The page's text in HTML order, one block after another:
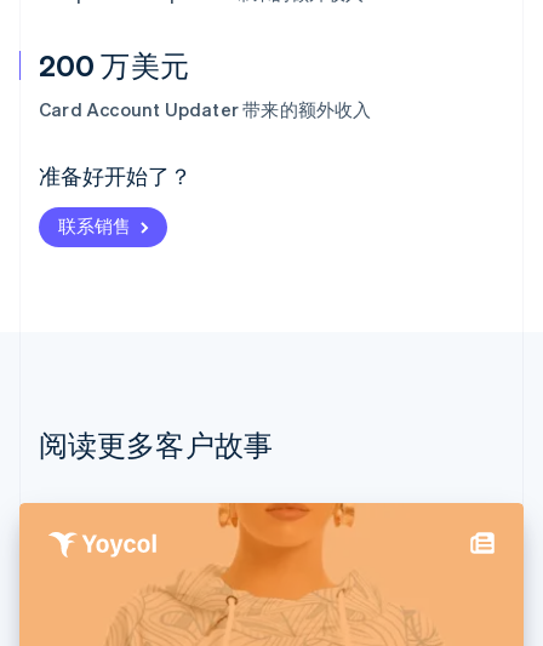
200 万美元
Card Account Updater 带来的额外收入
准备好开始了？
联系销售
阅读更多客户故事
阿联酋
爱尔兰
爱沙尼亚
English
奥地利
Deutsch English
Nederlands Français Deutsch
波兰
丹麦
English
德国
English
Français English